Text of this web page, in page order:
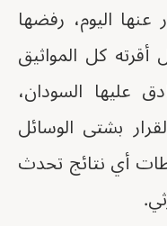
اليوم، رفضها
كل المواثيق
عليها السودان،
بشتى الوسائل
أي نتائج تحدث